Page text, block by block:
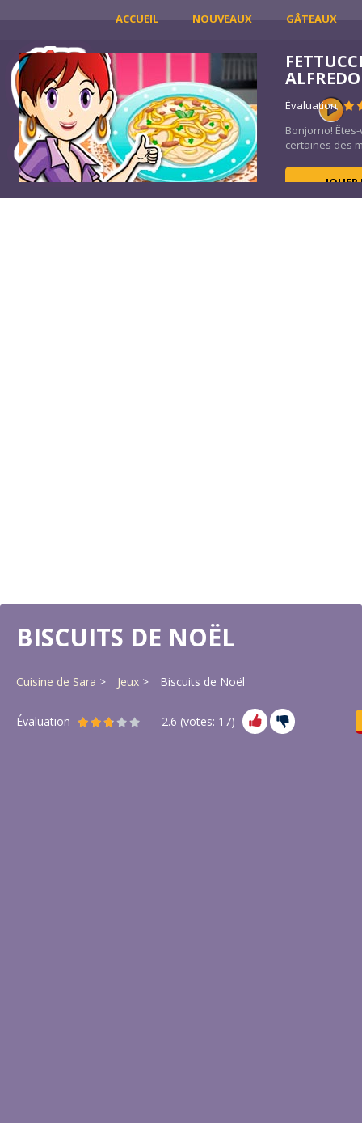
ACCUEIL NOUVEAUX GÂTEAUX
ALFREDO
Évaluation
Bonjorno!
certaines des
BISCUITS DE NOËL
Cuisine de Sara Jeux Biscuits de Noël
Évaluation 2.6 (votes: 17)